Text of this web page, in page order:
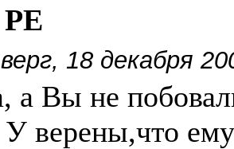
РЕ
18 декабря
а Вы не
верены,что